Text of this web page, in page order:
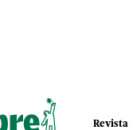
Revista